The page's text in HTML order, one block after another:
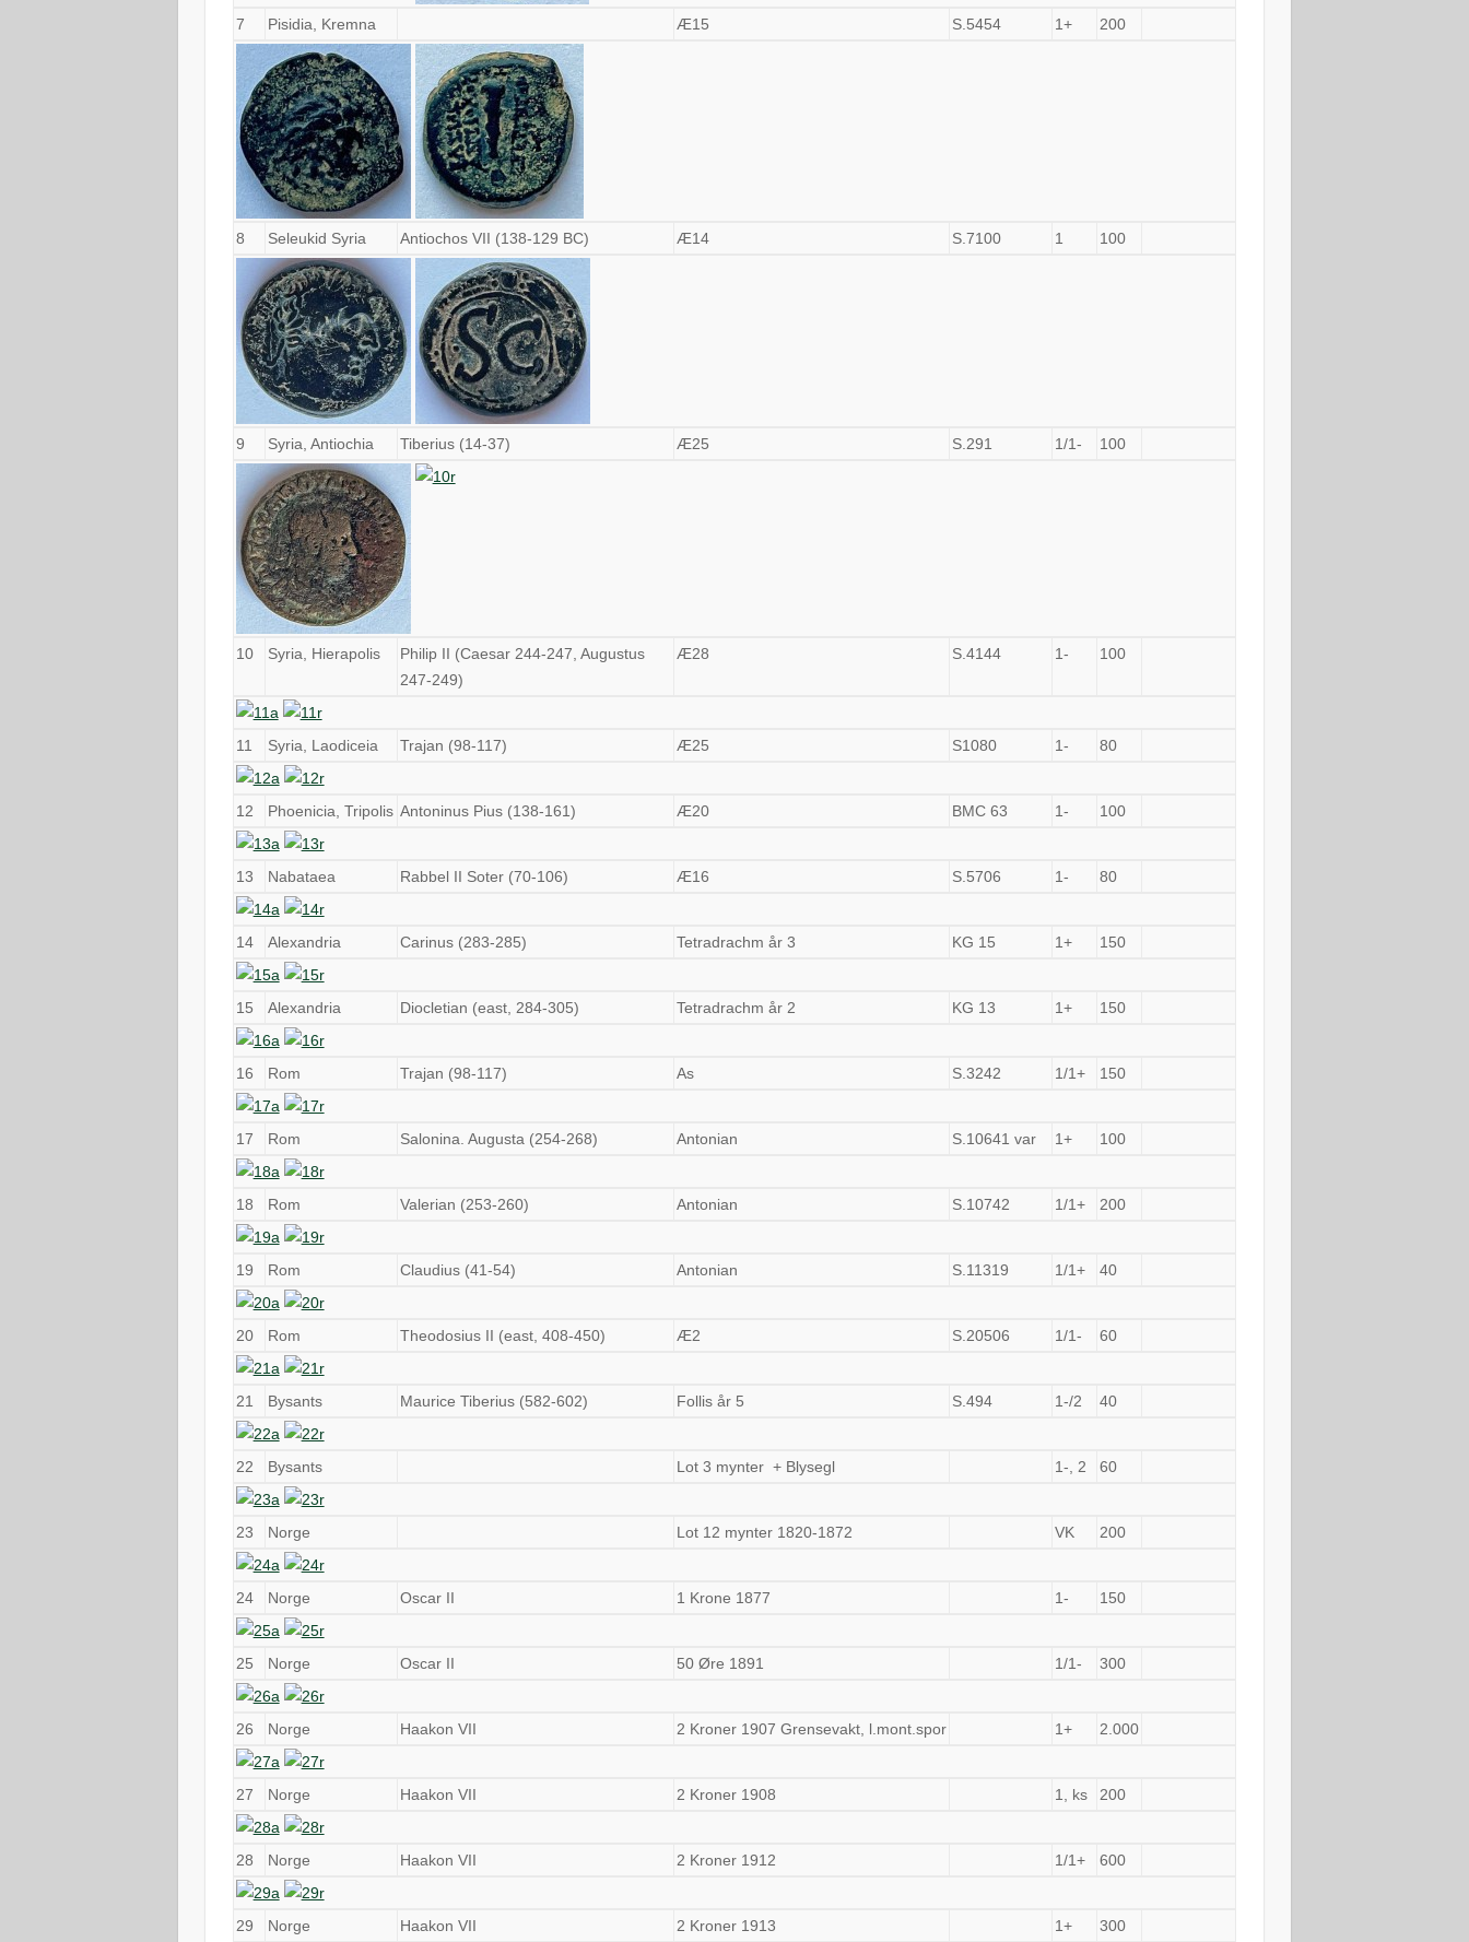
7 Pisidia, Kremna Æ15 S.5454 1+ 200
8 Seleukid Syria Antiochos VII (138-129 BC) Æ14 S.7100 1 100
9 Syria, Antiochia Tiberius (14-37) Æ25 S.291 1/1- 100
10 Syria, Hierapolis
Philip II (Caesar 244-247, Augustus
247-249)
Æ28 S.4144 1- 100
11 Syria, Laodiceia Trajan (98-117) Æ25 S1080 1- 80
12 Phoenicia, Tripolis Antoninus Pius (138-161) Æ20 BMC 63 1- 100
13 Nabataea Rabbel II Soter (70-106) Æ16 S.5706 1- 80
14 Alexandria Carinus (283-285) Tetradrachm år 3 KG 15 1+ 150
15 Alexandria Diocletian (east, 284-305) Tetradrachm år 2 KG 13 1+ 150
16 Rom Trajan (98-117) As S.3242 1/1+ 150
17 Rom Salonina. Augusta (254-268) Antonian S.10641 var 1+ 100
18 Rom Valerian (253-260) Antonian S.10742 1/1+ 200
19 Rom Claudius (41-54) Antonian S.11319 1/1+ 40
20 Rom Theodosius II (east, 408-450) Æ2 S.20506 1/1- 60
21 Bysants Maurice Tiberius (582-602) Follis år 5 S.494 1-/2 40
22 Bysants Lot 3 mynter + Blysegl 1-, 2 60
23 Norge Lot 12 mynter 1820-1872 VK 200
24 Norge Oscar II 1 Krone 1877 1- 150
25 Norge Oscar II 50 Øre 1891 1/1- 300
26 Norge Haakon VII 2 Kroner 1907 Grensevakt, l.mont.spor 1+ 2.000
27 Norge Haakon VII 2 Kroner 1908 1, ks 200
28 Norge Haakon VII 2 Kroner 1912 1/1+ 600
29 Norge Haakon VII 2 Kroner 1913 1+ 300